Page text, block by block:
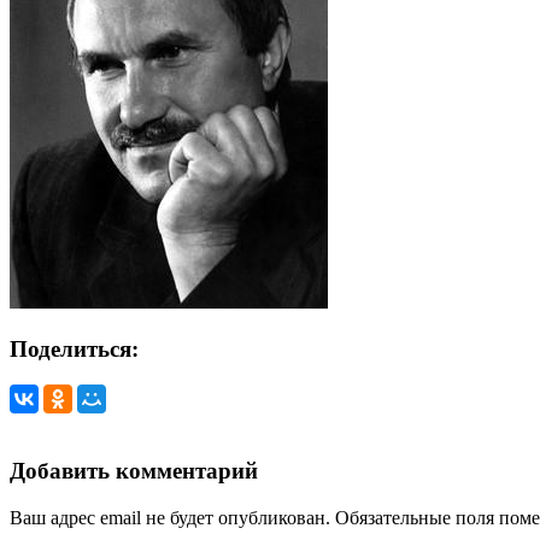
Поделиться:
Добавить комментарий
Ваш адрес email не будет опубликован. Обязательные поля